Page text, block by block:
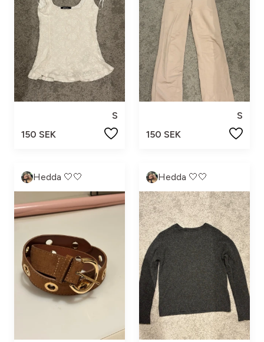
S
150 SEK
S
150 SEK
Hedda 🤍🤍 Hedda 🤍🤍